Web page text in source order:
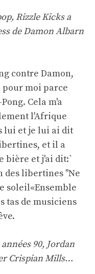
Rizzle Kicks a
de Damon Albarn
contre Damon,
pour moi parce
Cela m'a
l'Afrique
lui et je lui ai dit
et il a
bière et j'ai dit:`
des libertines ''Ne
soleil«Ensemble
tas de musiciens
90, Jordan
Crispian Mills…